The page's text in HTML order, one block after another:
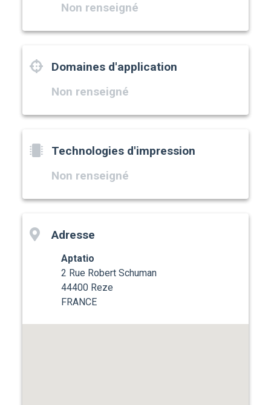
Non renseigné
Domaines d'application
Non renseigné
Technologies d'impression
Non renseigné
Adresse
Aptatio
2 Rue Robert Schuman
44400 Reze
FRANCE